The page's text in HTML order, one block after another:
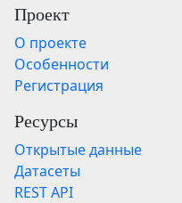
Проект
О проекте
Особенности
Регистрация
Ресурсы
Открытые данные
Датасеты
REST API